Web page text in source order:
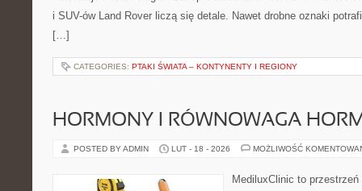
i SUV-ów Land Rover liczą się detale. Nawet drobne oznaki
[…]
CATEGORIES: PTAKI ŚWIATA – KONTYNENTY I REGIONY
HORMONY I RÓWNOWAGA
POSTED BY ADMIN LUT - 18 - 2026 MOŻLIWOŚĆ
MediluxClinic to